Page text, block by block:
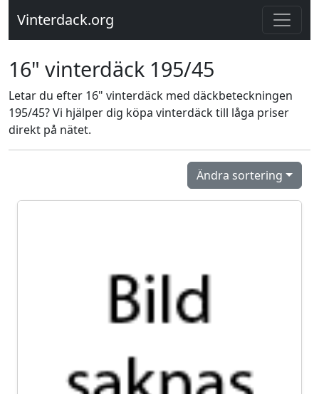
Vinterdack.org
16" vinterdäck 195/45
Letar du efter 16" vinterdäck med däckbeteckningen
195/45? Vi hjälper dig köpa vinterdäck till låga priser
direkt på nätet.
Ändra sortering